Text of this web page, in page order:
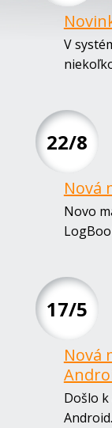
V
22/8
Nová
Novo
17/5
Nová
Došlo